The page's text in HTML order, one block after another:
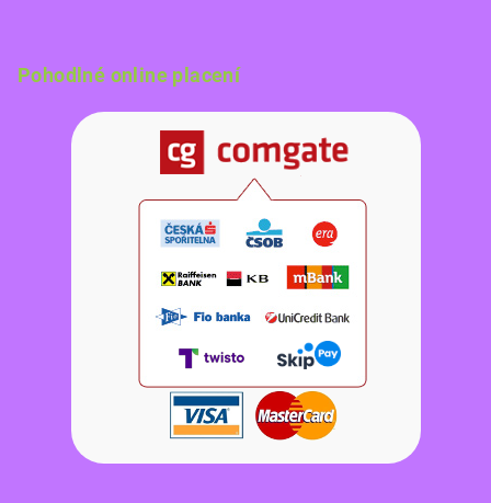
Pohodlné online placení